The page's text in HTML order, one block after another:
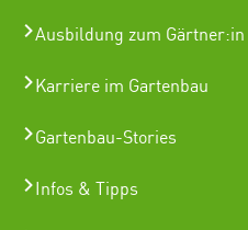
Ausbildung zum Gärtner:in
Karriere im Gartenbau
Gartenbau-Stories
Infos & Tipps